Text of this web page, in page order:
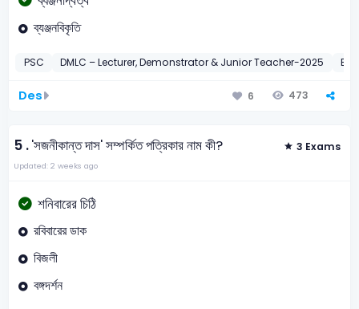
ব্যঞ্জনবিকৃতি
PSC DMLC – Lecturer, Demonstrator & Junior Teacher-2025
Des 6 473
5 .'সজনীকান্ত দাস' সম্পর্কিত পত্রিকার নাম কী? 3 Exams
Updated: 2 weeks ago
শনিবারের চিঠি
রবিবারের ডাক
বিজলী
বঙ্গদর্শন